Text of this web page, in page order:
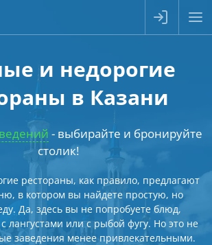
и недорогие
в Казани
- выбирайте и бронируйте
столик!
рестораны, как правило, предлагают
в котором вы найдете простую, но
Да, здесь вы не попробуете блюд,
лангустами или с рыбой фугу. Но это не
заведения менее привлекательными.